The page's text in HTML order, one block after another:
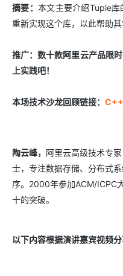
摘要： 本文主要介绍Tuple
重新实现这个库，以此帮助
推广：数十款阿里云产品限
上实践吧！
本场技术沙龙回顾链接：
陶云峰， 阿里云高级技术专
士，专注数据存储、分布式
序。2000年参加ACM/ICPC
十的突破。
以下内容根据演讲嘉宾视频